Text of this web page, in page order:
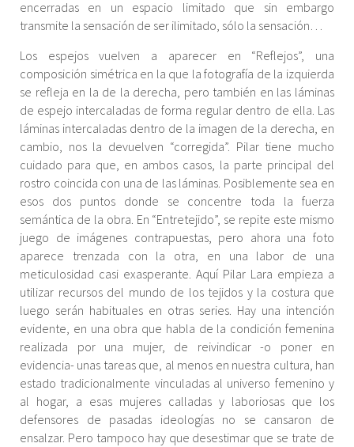
encerradas en un espacio limitado que sin embargo
transmite la sensación de ser ilimitado, sólo la sensación…
Los espejos vuelven a aparecer en “Reflejos”, una
composición simétrica en la que la fotografía de la izquierda
se refleja en la de la derecha, pero también en las láminas
de espejo intercaladas de forma regular dentro de ella. Las
láminas intercaladas dentro de la imagen de la derecha, en
cambio, nos la devuelven “corregida”. Pilar tiene mucho
cuidado para que, en ambos casos, la parte principal del
rostro coincida con una de las láminas. Posiblemente sea en
esos dos puntos donde se concentre toda la fuerza
semántica de la obra. En “Entretejido”, se repite este mismo
juego de imágenes contrapuestas, pero ahora una foto
aparece trenzada con la otra, en una labor de una
meticulosidad casi exasperante. Aquí Pilar Lara empieza a
utilizar recursos del mundo de los tejidos y la costura que
luego serán habituales en otras series. Hay una intención
evidente, en una obra que habla de la condición femenina
realizada por una mujer, de reivindicar -o poner en
evidencia- unas tareas que, al menos en nuestra cultura, han
estado tradicionalmente vinculadas al universo femenino y
al hogar, a esas mujeres calladas y laboriosas que los
defensores de pasadas ideologías no se cansaron de
ensalzar. Pero tampoco hay que desestimar que se trate de